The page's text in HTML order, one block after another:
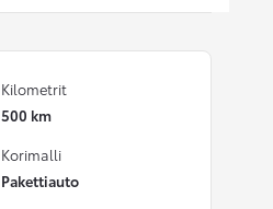
Kilometrit
500 km
Korimalli
Pakettiauto